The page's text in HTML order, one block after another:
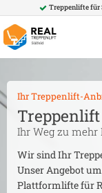
Treppenlifte für
Ihr Treppenlift-
Treppenlift
Ihr Weg zu
Wir sind Ihr
Unser Angebot
Plattformlifte für